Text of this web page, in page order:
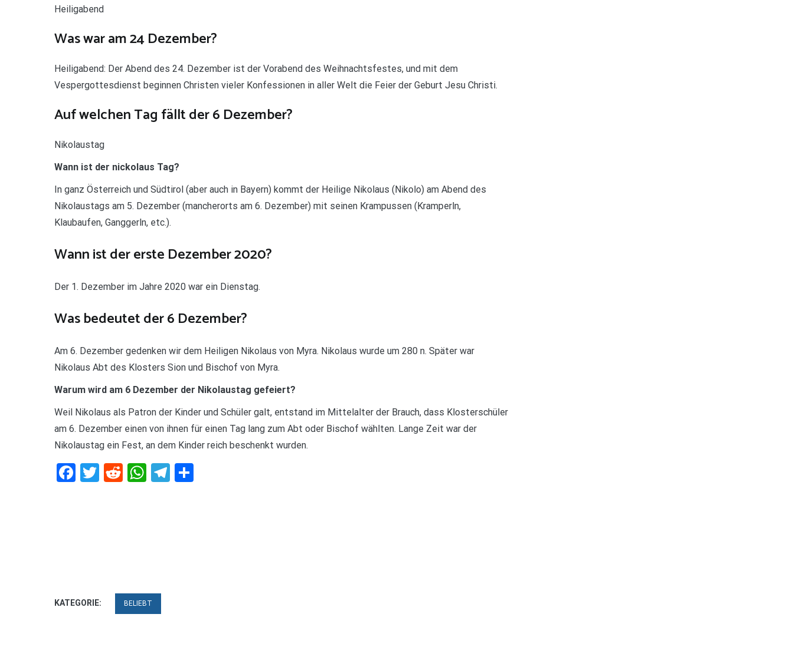
Heiligabend
Was war am 24 Dezember?
Heiligabend: Der Abend des 24. Dezember ist der Vorabend des Weihnachtsfestes, und mit dem
Vespergottesdienst beginnen Christen vieler Konfessionen in aller Welt die Feier der Geburt Jesu Christi.
Auf welchen Tag fällt der 6 Dezember?
Nikolaustag
Wann ist der nickolaus Tag?
In ganz Österreich und Südtirol (aber auch in Bayern) kommt der Heilige Nikolaus (Nikolo) am Abend des
Nikolaustags am 5. Dezember (mancherorts am 6. Dezember) mit seinen Krampussen (Kramperln,
Klaubaufen, Ganggerln, etc.).
Wann ist der erste Dezember 2020?
Der 1. Dezember im Jahre 2020 war ein Dienstag.
Was bedeutet der 6 Dezember?
Am 6. Dezember gedenken wir dem Heiligen Nikolaus von Myra. Nikolaus wurde um 280 n. Später war
Nikolaus Abt des Klosters Sion und Bischof von Myra.
Warum wird am 6 Dezember der Nikolaustag gefeiert?
Weil Nikolaus als Patron der Kinder und Schüler galt, entstand im Mittelalter der Brauch, dass Klosterschüler
am 6. Dezember einen von ihnen für einen Tag lang zum Abt oder Bischof wählten. Lange Zeit war der
Nikolaustag ein Fest, an dem Kinder reich beschenkt wurden.
Facebook
Twitter
RedditWhatsApp
Telegram
KATEGORIE: BELIEBT